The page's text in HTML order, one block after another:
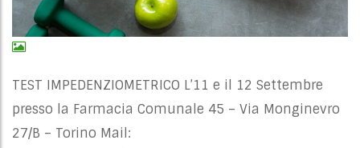
TEST IMPEDENZIOMETRICO L’11 e il 12 Settembre
presso la Farmacia Comunale 45 – Via Monginevro
27/B – Torino Mail: